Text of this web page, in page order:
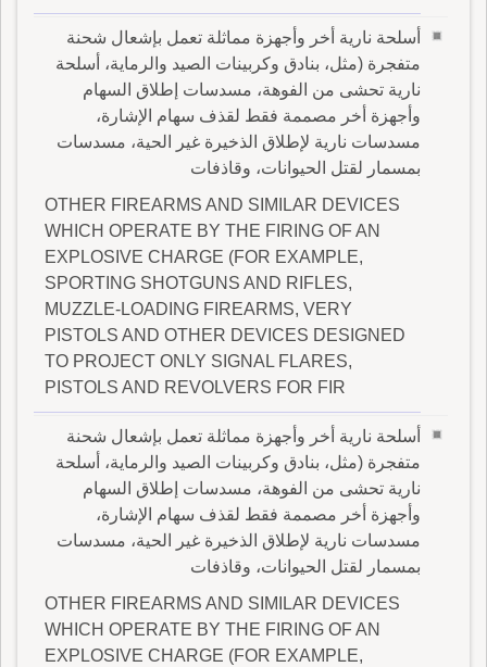
أسلحة نارية أخر وأجهزة مماثلة تعمل بإشعال شحنة
متفجرة (مثل، بنادق وكربينات الصيد والرماية، أسلحة
نارية تحشى من الفوهة، مسدسات إطلاق السهام
وأجهزة أخر مصممة فقط لقذف سهام الإشارة،
مسدسات نارية لإطلاق الذخيرة غير الحية، مسدسات
بمسمار لقتل الحيوانات، وقاذفات
OTHER FIREARMS AND SIMILAR DEVICES
WHICH OPERATE BY THE FIRING OF AN
EXPLOSIVE CHARGE (FOR EXAMPLE,
SPORTING SHOTGUNS AND RIFLES,
MUZZLE-LOADING FIREARMS, VERY
PISTOLS AND OTHER DEVICES DESIGNED
TO PROJECT ONLY SIGNAL FLARES,
PISTOLS AND REVOLVERS FOR FIR
أسلحة نارية أخر وأجهزة مماثلة تعمل بإشعال شحنة
متفجرة (مثل، بنادق وكربينات الصيد والرماية، أسلحة
نارية تحشى من الفوهة، مسدسات إطلاق السهام
وأجهزة أخر مصممة فقط لقذف سهام الإشارة،
مسدسات نارية لإطلاق الذخيرة غير الحية، مسدسات
بمسمار لقتل الحيوانات، وقاذفات
OTHER FIREARMS AND SIMILAR DEVICES
WHICH OPERATE BY THE FIRING OF AN
EXPLOSIVE CHARGE (FOR EXAMPLE,